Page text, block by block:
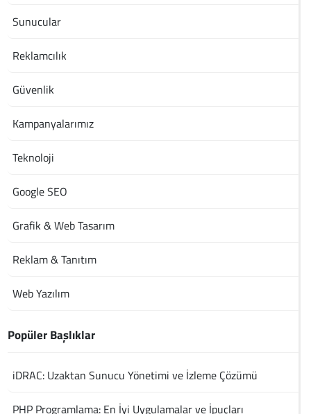
Sunucular
Reklamcılık
Güvenlik
Kampanyalarımız
Teknoloji
Google SEO
Grafik & Web Tasarım
Reklam & Tanıtım
Web Yazılım
Popüler Başlıklar
iDRAC: Uzaktan Sunucu Yönetimi ve İzleme Çözümü
PHP Programlama: En İyi Uygulamalar ve İpuçları